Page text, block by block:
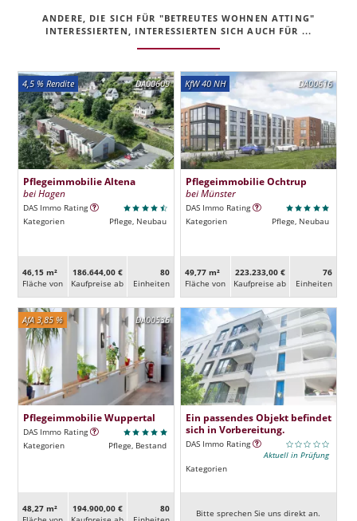
ANDERE, DIE SICH FÜR "BETREUTES WOHNEN ATTING"
INTERESSIERTEN, INTERESSIERTEN SICH AUCH FÜR ...
DA00609
4,5 % Rendite
Pflegeimmobilie Altena
bei Hagen
DAS Immo Rating
Kategorien
Pflege, Neubau
46,15 m²
Fläche von
186.644,00 €
Kaufpreise ab
80
Ein­heiten
DA00616
KfW 40 NH
Pflegeimmobilie Ochtrup
bei Münster
DAS Immo Rating
Kategorien
Pflege, Neubau
49,77 m²
Fläche von
223.233,00 €
Kaufpreise ab
76
Ein­heiten
DA00536
AfA 3,85 %
Pflegeimmobilie Wuppertal
DAS Immo Rating
Kategorien
Pflege, Bestand
48,27 m²
194.900,00 €
80
Ein passendes Objekt befindet
sich in Vorbereitung.
DAS Immo Rating
Aktuell in Prüfung
Kategorien
Bitte sprechen Sie uns direkt an.